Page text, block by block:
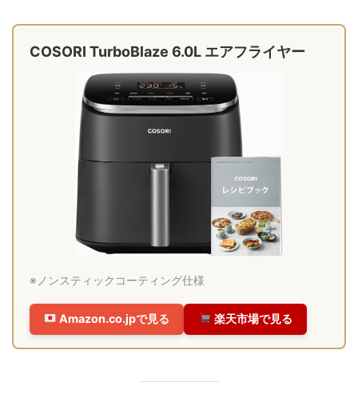
COSORI TurboBlaze 6.0L エアフライヤー
※ノンスティックコーティング仕様
Amazon.co.jpで見る 楽天市場で見る